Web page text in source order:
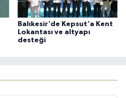
Balıkesir'de Kepsut'a Kent
Lokantası ve altyapı
desteği